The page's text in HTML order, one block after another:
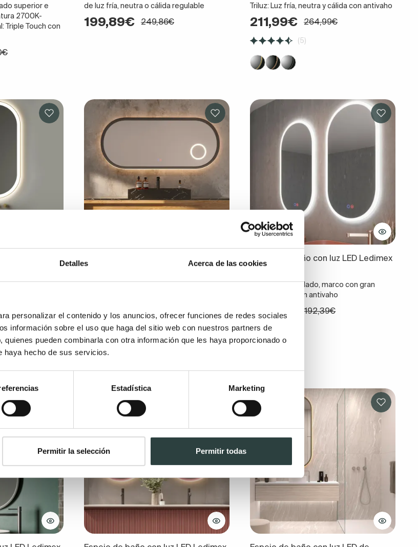
Detalles Acerca de las cookies
personalizar el contenido y los anuncios, ofrecer funciones de redes sociales
información sobre el uso que haga del sitio web con nuestros partners de
pueden combinarla con otra información que les haya proporcionado o
haya hecho de sus servicios.
Estadística Marketing
Permitir la selección Permitir todas
superior e
2700K-
Triple Touch con
de luz fría, neutra o cálida regulable
199,89€ 249,86€
Triluz: Luz fría, neutra y cálida con antivaho
211,99€ 264,99€
(5)
y ambiental
Espejo de baño con luz LED Ledimex
Ovalado, luz retoiluminada y en el
antivaho, aumento x3, con sensor ON/OFF
277,82€ 347,27€
Espejo de baño con luz LED Ledimex
50 x 90 cm, ovalado, marco con gran
iluminación y con antivaho
153,91€ 192,39€
NOVEDAD